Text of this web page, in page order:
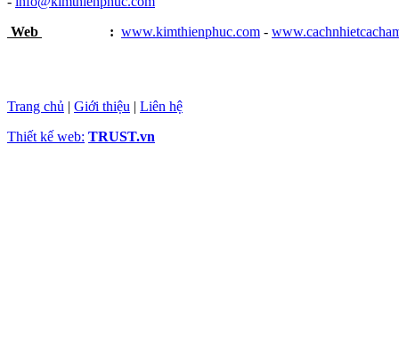
Web
: www.kimthienphuc.com -
Trang chủ | Giới thiệu | Liên hệ
Thiết kế web: TRUST.vn